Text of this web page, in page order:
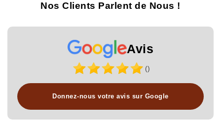
Nos Clients Parlent de Nous !
Avis
()
Donnez-nous votre avis sur Google